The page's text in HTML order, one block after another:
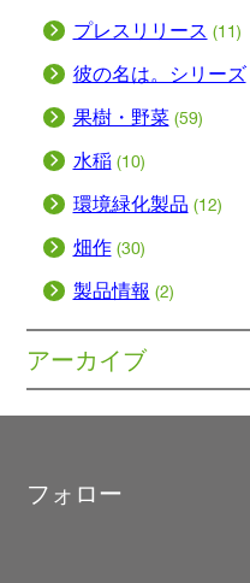
プレスリリース (11)
彼の名は。シリーズ
果樹・野菜 (59)
水稲 (10)
環境緑化製品 (12)
畑作 (30)
製品情報 (2)
アーカイブ
フォロー